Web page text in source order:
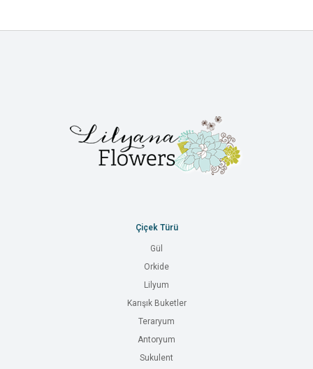
Çiçek Türü
Gül
Orkide
Lilyum
Karışık Buketler
Teraryum
Antoryum
Sukulent